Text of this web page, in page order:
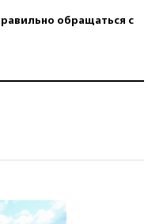
обращаться с